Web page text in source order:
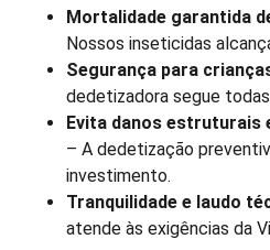
Mortalidade garantida
Nossos inseticidas
Segurança para
dedetizadora segue
Evita danos estruturais
– A dedetização
investimento.
Tranquilidade e laudo
atende às exigências da